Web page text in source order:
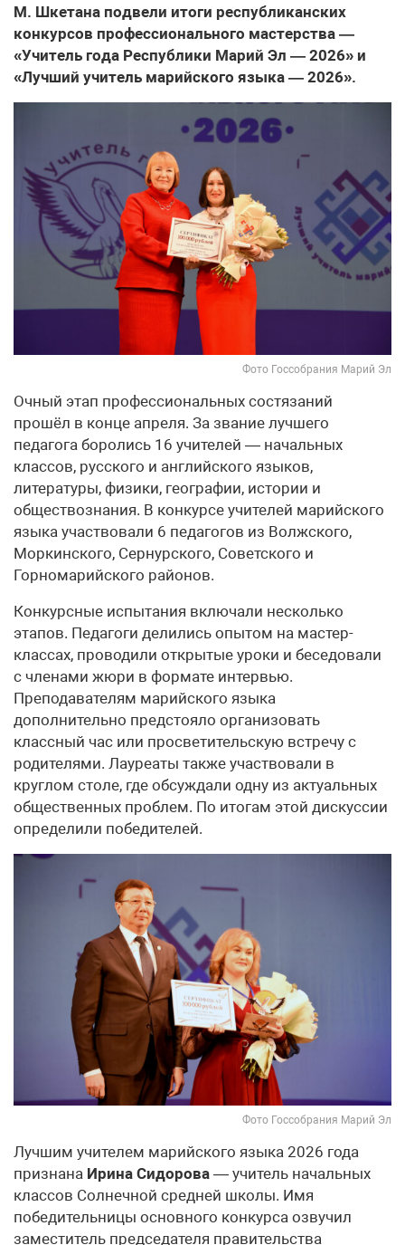
М. Шкетана подвели итоги республиканских
конкурсов профессионального мастерства —
«Учитель года Республики Марий Эл — 2026» и
«Лучший учитель марийского языка — 2026».
Фото Госсобрания Марий Эл
Очный этап профессиональных состязаний
прошёл в конце апреля. За звание лучшего
педагога боролись 16 учителей — начальных
классов, русского и английского языков,
литературы, физики, географии, истории и
обществознания. В конкурсе учителей марийского
языка участвовали 6 педагогов из Волжского,
Моркинского, Сернурского, Советского и
Горномарийского районов.
Конкурсные испытания включали несколько
этапов. Педагоги делились опытом на мастер-
классах, проводили открытые уроки и беседовали
с членами жюри в формате интервью.
Преподавателям марийского языка
дополнительно предстояло организовать
классный час или просветительскую встречу с
родителями. Лауреаты также участвовали в
круглом столе, где обсуждали одну из актуальных
общественных проблем. По итогам этой дискуссии
определили победителей.
Фото Госсобрания Марий Эл
Лучшим учителем марийского языка 2026 года
признана Ирина Сидорова — учитель начальных
классов Солнечной средней школы. Имя
победительницы основного конкурса озвучил
заместитель председателя правительства